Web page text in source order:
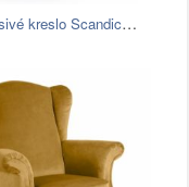
Striebristosivé kreslo Scandic Slope